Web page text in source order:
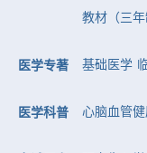
教材（三年
医学专著 基础医学
医学科普 心脑血管